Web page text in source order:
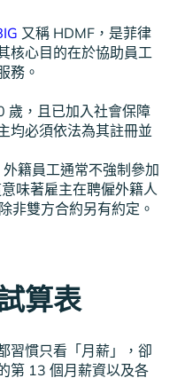
又稱 HDMF，是菲律
核心目的在於協助員工
務。
歲，且已加入社會保障
均必須依法為其註冊並
籍員工通常不強制參加
味著雇主在聘僱外籍人
非雙方合約另有約定。
算表
習慣只看「月薪」，卻
第 13 個月薪資以及各